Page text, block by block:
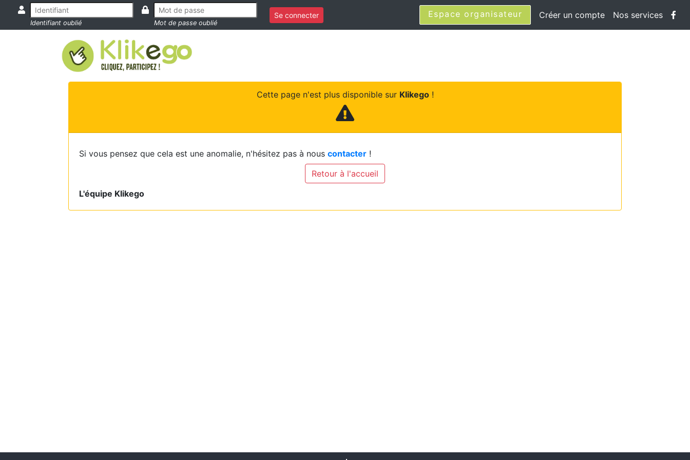
Identifiant oublié Mot de passe oublié
Se connecter Espace organisateur Créer un compte Nos services
Cette page n'est plus disponible sur Klikego!
Si vous pensez que cela est une anomalie, n'hésitez pas à nous contacter !
Retour à l'accueil
L'équipe Klikego